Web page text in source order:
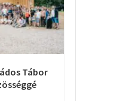
Tábor